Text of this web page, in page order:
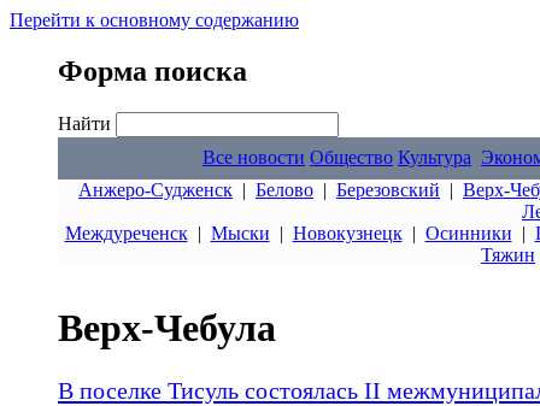
Перейти к основному содержанию
Форма поиска
Найти
Все новости Общество Культура
Анжеро-Судженск | Белово | Березовский | Верх-
Междуреченск| Мыски | Новокузнецк| Осинники |
Тяжин
Верх-Чебула
В поселке Тисуль состоялась II